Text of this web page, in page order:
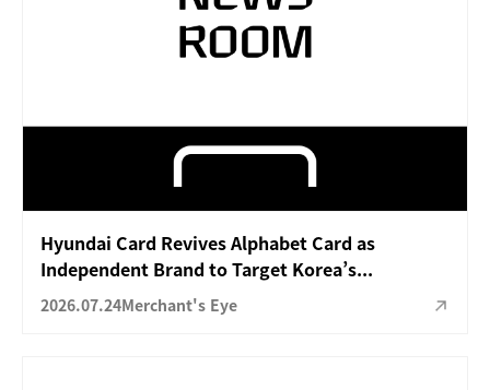
Hyundai Card Revives Alphabet Card as
Independent Brand to Target Korea’s...
2026.07.24Merchant's Eye